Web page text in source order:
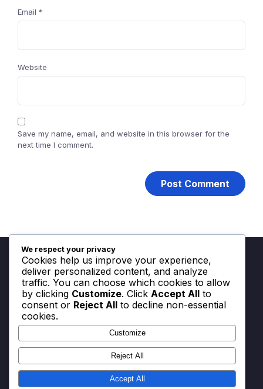
Email *
Website
Save my name, email, and website in this browser for the
next time I comment.
Právní informace
Zásady používání souborů cookie
Náš příběh
Obchodní podmínky
We respect your privacy
Cookies help us improve your experience,
deliver personalized content, and analyze
traffic. You can choose which cookies to allow
by clicking Customize. Click Accept All to
consent or Reject All to decline non-essential
cookies.
Customize
Reject All
Accept All